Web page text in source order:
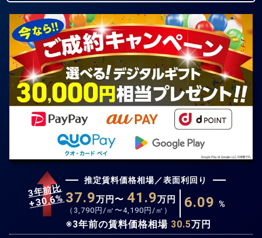
3年前比
+30.6%
推定賃料価格相場／表面利回り
37.9万円〜 41.9万円
（ 3,790 円/㎡〜4,190 円/㎡） 6.09 %
※3年前の賃料価格相場 30.5万円
無料査定スタート！